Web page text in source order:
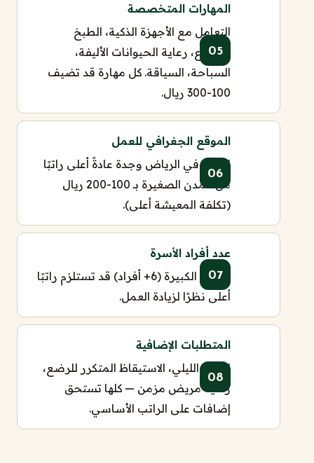
المهارات المتخصصة
التعامل مع الأجهزة الذكية، الطبخ
المتنوع، رعاية الحيوانات الأليفة،
السباحة، السياقة. كل مهارة قد تضيف
100-300 ريال.
الموقع الجغرافي للعمل
العمل في الرياض وجدة عادةً أعلى راتبًا
من المدن الصغيرة بـ 100-200 ريال
(تكلفة المعيشة أعلى).
عدد أفراد الأسرة
الأسرة الكبيرة (6+ أفراد) قد تستلزم راتبًا
أعلى نظرًا لزيادة العمل.
المتطلبات الإضافية
العمل الليلي، الاستيقاظ المتكرر للرضع،
رعاية مريض مزمن — كلها تستحق
إضافات على الراتب الأساسي.